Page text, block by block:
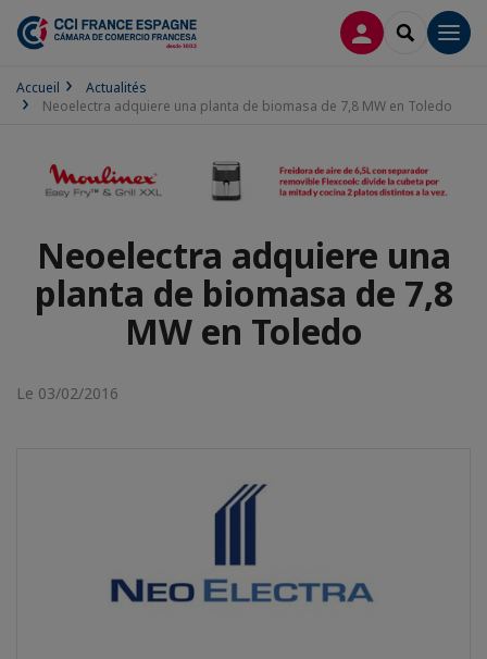
CONNEXION
Accueil
Actualités
Neoelectra adquiere una planta de biomasa de 7,8 MW en Toledo
Neoelectra adquiere una
planta de biomasa de 7,8
MW en Toledo
Le 03/02/2016